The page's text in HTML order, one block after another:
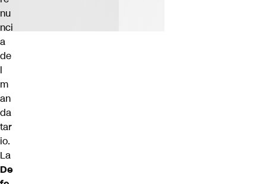
nu
nci
a
de
l
m
an
da
tar
io.
La
De